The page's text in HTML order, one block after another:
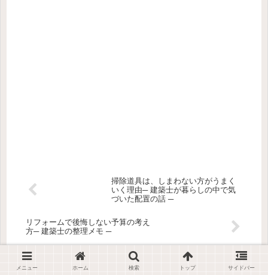
掃除道具は、しまわない方がうまく
いく理由─ 建築士が暮らしの中で気
づいた配置の話 ─
リフォームで後悔しない予算の考え
方─ 建築士の整理メモ ─
メニュー ホーム 検索 トップ サイドバー